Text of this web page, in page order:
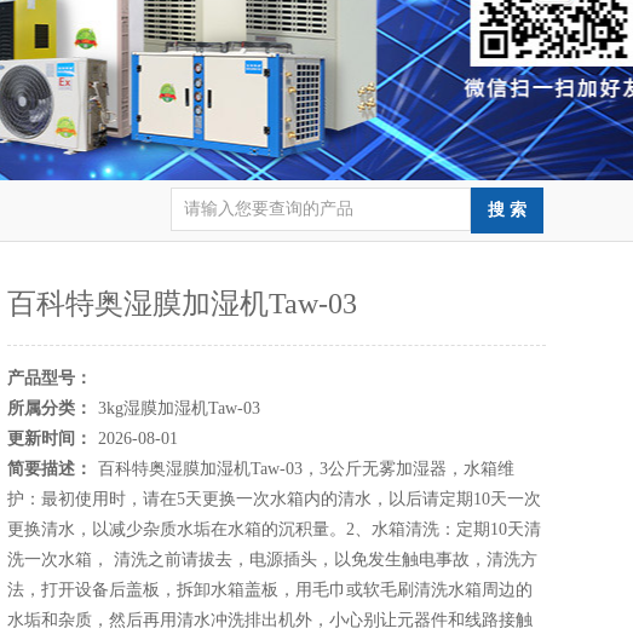
百科特奥湿膜加湿机Taw-03
产品型号：
所属分类：
3kg湿膜加湿机Taw-03
更新时间：
2026-08-01
简要描述：
百科特奥湿膜加湿机Taw-03，3公斤无雾加湿器，水箱维
护：最初使用时，请在5天更换一次水箱内的清水，以后请定期10天一次
更换清水，以减少杂质水垢在水箱的沉积量。2、水箱清洗：定期10天清
洗一次水箱， 清洗之前请拔去，电源插头，以免发生触电事故，清洗方
法，打开设备后盖板，拆卸水箱盖板，用毛巾或软毛刷清洗水箱周边的
水垢和杂质，然后再用清水冲洗排出机外，小心别让元器件和线路接触